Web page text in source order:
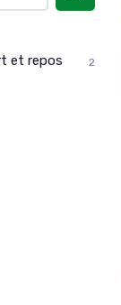
et repos 2